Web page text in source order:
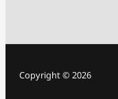
Copyright © 2026